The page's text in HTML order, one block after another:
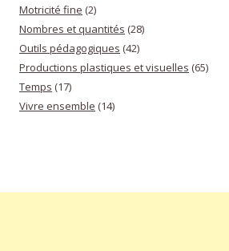
Motricité fine (2)
Nombres et quantités (28)
Outils pédagogiques (42)
Productions plastiques et visuelles (65)
Temps (17)
Vivre ensemble (14)